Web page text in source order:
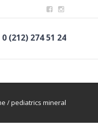
0 (212) 274 51 24
/pediatrics mineral